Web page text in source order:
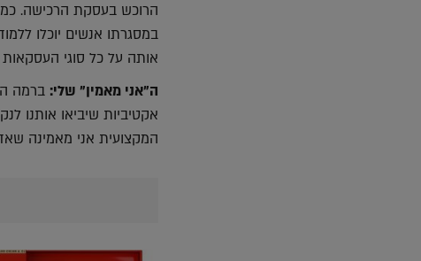
הרוכש בעסקת הרכישה. כמו
במסגרתו אנשים יוכלו
אותה על כל סוגי
ה"אני מאמין" שלי: ברמה
אקטיביות שיביאו אותנו
המקצועית אני מאמינה